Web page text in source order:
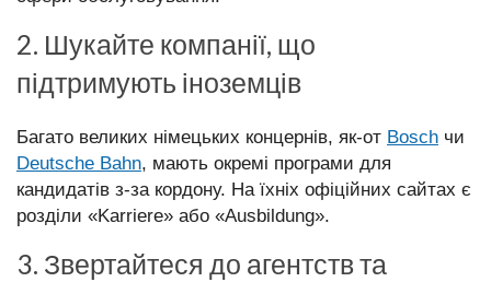
2. Шукайте компанії, що
підтримують іноземців
Багато великих німецьких концернів, як-от Bosch чи
Deutsche Bahn, мають окремі програми для
кандидатів з-за кордону. На їхніх офіційних сайтах є
розділи «Karriere» або «Ausbildung».
3. Звертайтеся до агентств та